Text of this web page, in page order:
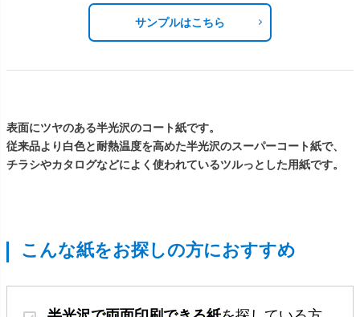
サンプルはこちら
表面にツヤのある半光沢のコート紙です。
従来品より白色と耐熱温度を高めた半光沢のスーパーコート紙で、
チラシやカタログなどによく使われているツルっとした用紙です。
こんな紙をお探しの方におすすめ